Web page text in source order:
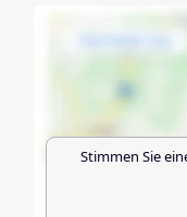
Stimmen Sie